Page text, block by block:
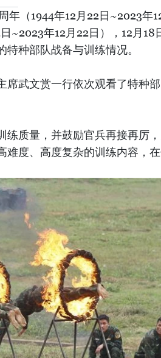
（1944年12月22日~2023年
~2023年12月22日），12月18
种部队战备与训练情况。
席武文赏一行依次观看了特种
练质量，并鼓励官兵再接再厉
难度、高度复杂的训练内容，